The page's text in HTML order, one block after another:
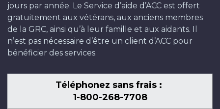
jours par année. Le Service d’aide d’ACC est offert
gratuitement aux vétérans, aux anciens membres
de la GRC, ainsi qu’à leur famille et aux aidants. Il
n’est pas nécessaire d’être un client d’ACC pour
bénéficier des services.
Téléphonez sans frais :
1-800-268-7708